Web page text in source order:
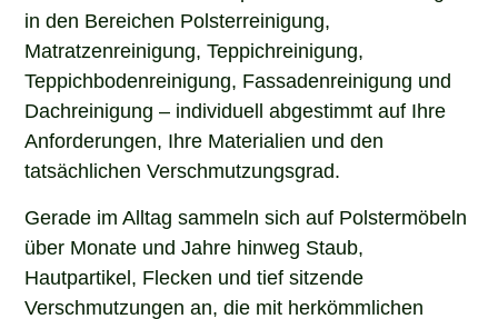
in den Bereichen Polsterreinigung,
Matratzenreinigung, Teppichreinigung,
Teppichbodenreinigung, Fassadenreinigung und
Dachreinigung – individuell abgestimmt auf Ihre
Anforderungen, Ihre Materialien und den
tatsächlichen Verschmutzungsgrad.
Gerade im Alltag sammeln sich auf Polstermöbeln
über Monate und Jahre hinweg Staub,
Hautpartikel, Flecken und tief sitzende
Verschmutzungen an, die mit herkömmlichen